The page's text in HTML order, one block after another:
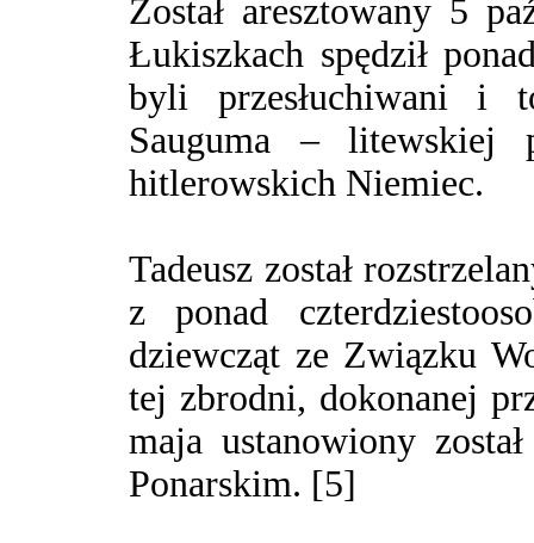
Został aresztowany 5
Łukiszkach spędził
byli przesłuchiwani i
Sauguma – litewskiej
hitlerowskich Niemiec.
Tadeusz został
z ponad
dziewcząt ze Związku
tej zbrodni, dokonanej
maja ustanowiony
Ponarskim. [5]